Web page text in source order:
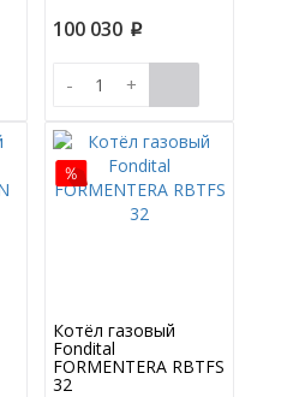
100 030 p
- +
Котёл газовый
Fondital
FORMENTERA RBTFS
32